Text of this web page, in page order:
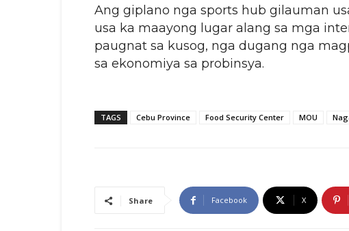
Ang giplano nga sports hub gilauman
usa ka maayong lugar alang sa mga
paugnat sa kusog, nga dugang nga
sa ekonomiya sa probinsya.
TAGS Cebu Province Food Security Center MOU
Share Facebook X